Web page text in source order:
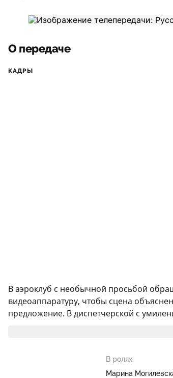
О передаче
КАДРЫ
В аэроклуб с необычной просьбой
видеоаппаратуру, чтобы сцена
предложение. В диспетчерской с
В ролях:
Марина